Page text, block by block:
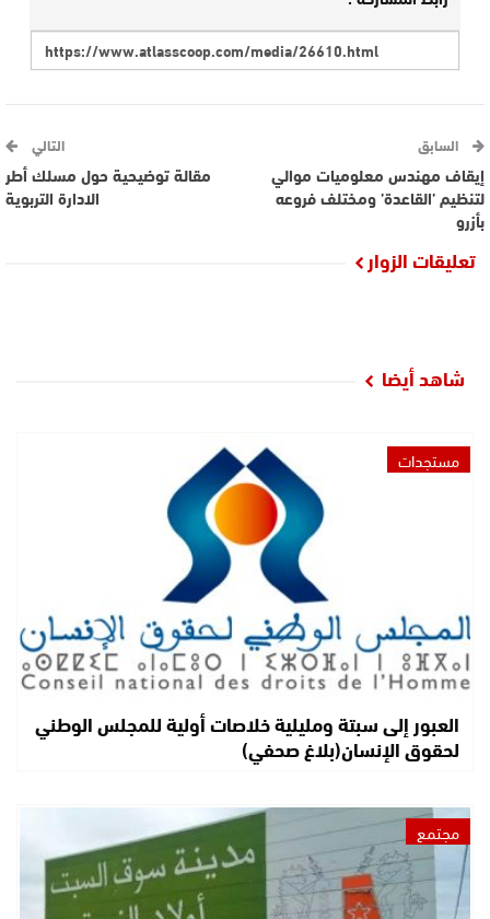
السابق
إيقاف مهندس معلوميات موالي
لتنظيم ’القاعدة’ ومختلف فروعه
بأزرو
التالي
مقالة توضيحية حول مسلك أطر
الادارة التربوية
تعليقات الزوار
شاهد أيضا
مستجدات
العبور إلى سبتة ومليلية خلاصات أولية للمجلس الوطني
لحقوق الإنسان(بلاغ صحفي)
مجتمع